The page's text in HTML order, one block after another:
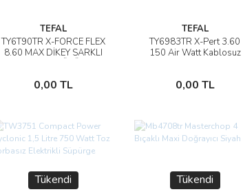
TEFAL
TY6T90TR X-FORCE FLEX
8.60 MAX DİKEY SARKLI
0,00 TL
İncele
Stokta Yok
TEFAL
TY6983TR X-Pert 3.60
150 Air Watt Kablosuz
0,00 TL
İncele
Stokta Yok
Tükendi Tükendi